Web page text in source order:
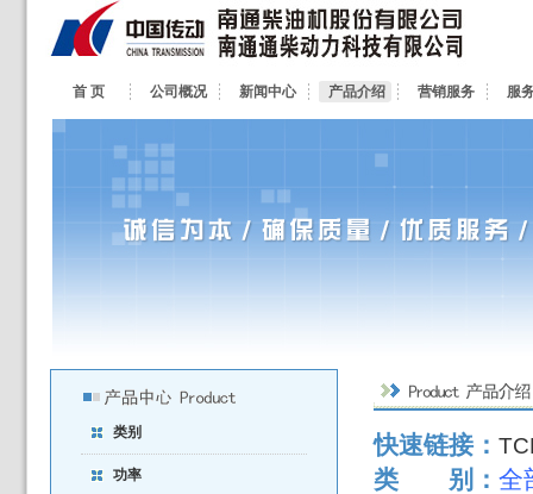
首 页 公司概况 新闻中心 产品介绍 营销服务 服
类别
功率
快速链接：
类 别：